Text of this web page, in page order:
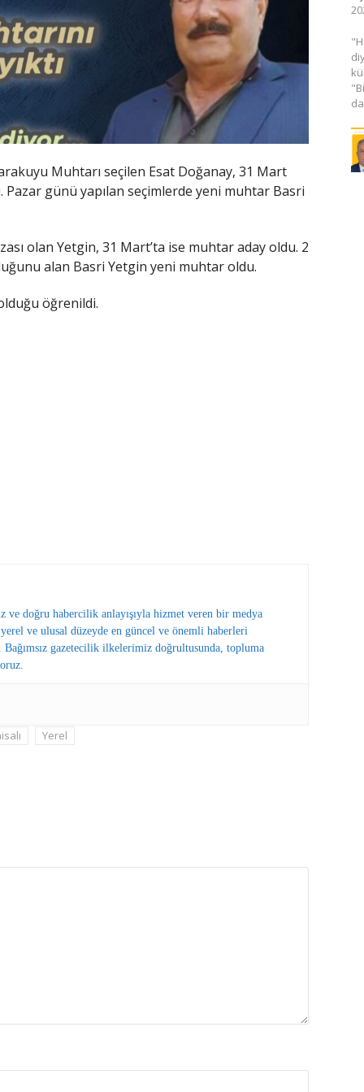
Muhtarı seçilen Esat Doğanay, 31 Mart
günü yapılan seçimlerde yeni muhtar Basri
olan Yetgin, 31 Mart’ta ise muhtar aday oldu. 2
alan Basri Yetgin yeni muhtar oldu.
öğrenildi.
ve doğru habercilik anlayışıyla hizmet veren bir medya
ve ulusal düzeyde en güncel ve önemli haberleri
Bağımsız gazetecilik ilkelerimiz doğrultusunda, topluma
Yerel